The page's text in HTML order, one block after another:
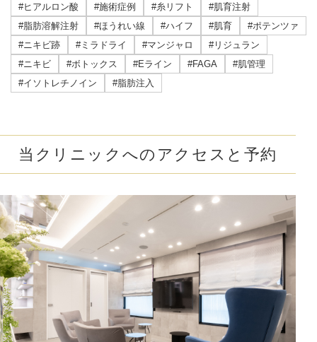
#ヒアルロン酸 #施術症例 #糸リフト
#肌育注射
#脂肪溶解注射
#ほうれい線 #ハイフ #肌育
#ポテンツァ
#ニキビ跡
#ミラドライ #マンジャロ
#リジュラン
#ニキビ
#ボトックス #Eライン #FAGA
#肌管理
#イソトレチノイン
#脂肪注入
当クリニックへのアクセスと予約